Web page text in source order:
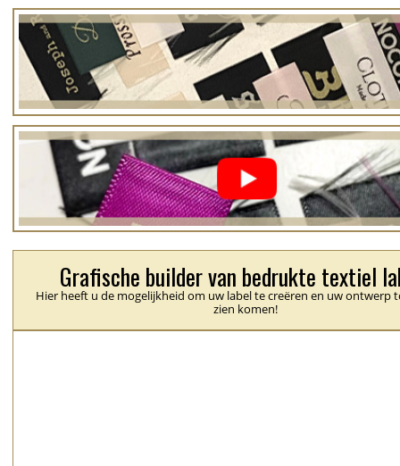
Grafische builder van bedrukte textiel
Hier heeft u de mogelijkheid om uw label te creëren en uw ontwerp
zien komen!